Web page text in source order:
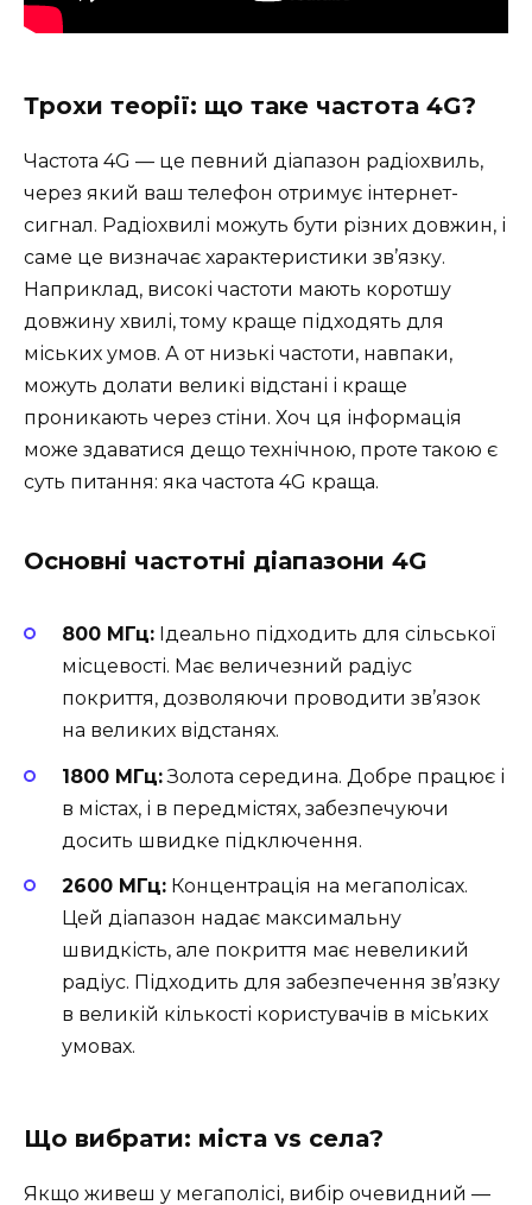
Трохи теорії: що таке частота 4G?
Частота 4G — це певний діапазон радіохвиль,
через який ваш телефон отримує інтернет-
сигнал. Радіохвилі можуть бути різних довжин, і
саме це визначає характеристики зв’язку.
Наприклад, високі частоти мають коротшу
довжину хвилі, тому краще підходять для
міських умов. А от низькі частоти, навпаки,
можуть долати великі відстані і краще
проникають через стіни. Хоч ця інформація
може здаватися дещо технічною, проте такою є
суть питання: яка частота 4G краща.
Основні частотні діапазони 4G
800 МГц: Ідеально підходить для сільської
місцевості. Має величезний радіус
покриття, дозволяючи проводити зв’язок
на великих відстанях.
1800 МГц:Золота середина. Добре працює і
в містах, і в передмістях, забезпечуючи
досить швидке підключення.
2600 МГц: Концентрація на мегаполісах.
Цей діапазон надає максимальну
швидкість, але покриття має невеликий
радіус. Підходить для забезпечення зв’язку
в великій кількості користувачів в міських
умовах.
Що вибрати: міста vs села?
Якщо живеш у мегаполісі, вибір очевидний —